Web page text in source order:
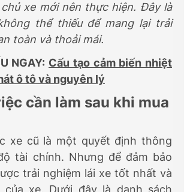
xe mới nên thực hiện. Đây là
thể thiếu để mang lại trải
toàn và thoải mái.
NGAY: Cấu tạo cảm biến nhiệt
ô tô và nguyên lý
cần làm sau khi mua
xe cũ là một quyết định thông
tài chính. Nhưng để đảm bảo
trải nghiệm lái xe tốt nhất và
xe. Dưới đây là danh sách